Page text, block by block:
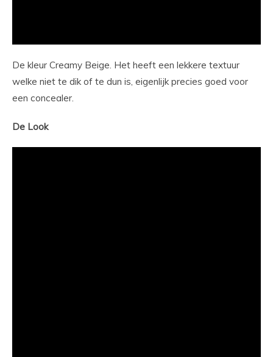
De kleur Creamy Beige. Het heeft een lekkere textuur
welke niet te dik of te dun is, eigenlijk precies goed voor
een concealer.
De Look